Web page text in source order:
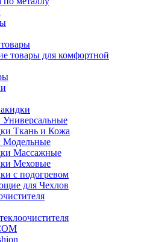
товары для комфортной
Ткань и Кожа
Модельные
Массажные
Меховые
с подогревом
для Чехлов